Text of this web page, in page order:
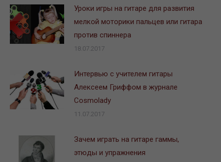
Уроки игры на гитаре для развития
мелкой моторики пальцев или гитара
против спиннера
18.07.2017
Интервью с учителем гитары
Алексеем Гриффом в журнале
Сosmolady
11.07.2017
Зачем играть на гитаре гаммы,
этюды и упражнения